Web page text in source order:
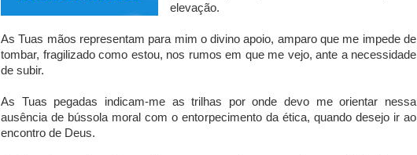
elevação.
As Tuas mãos representam para mim o divino apoio, amparo que me impede de
tombar, fragilizado como estou, nos rumos em que me vejo, ante a necessidade
de subir.
As Tuas pegadas indicam-me as trilhas por onde devo me orientar nessa
ausência de bússola moral com o entorpecimento da ética, quando desejo ir ao
encontro de Deus.